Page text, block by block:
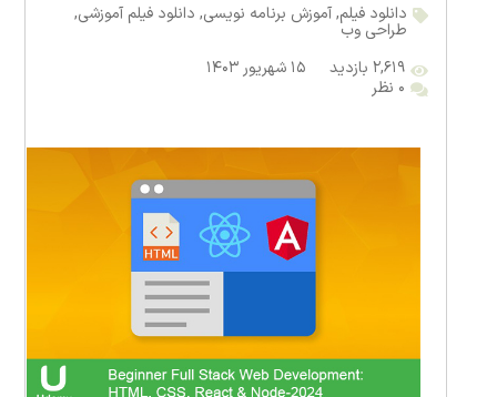
دانلود فیلم,آموزش برنامه نویسی, دانلود فیلم آموزشی,
طراحی وب
۲,۶۱۹ بازدید
۱۵ شهریور ۱۴۰۳
۰ نظر